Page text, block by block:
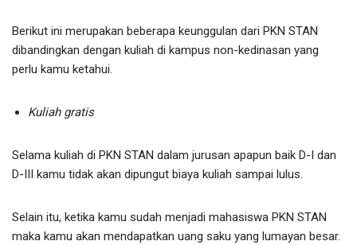
Berikut ini merupakan beberapa keunggulan dari PKN STAN
dibandingkan dengan kuliah di kampus non-kedinasan yang
perlu kamu ketahui.
Kuliah gratis
Selama kuliah di PKN STAN dalam jurusan apapun baik D-I dan
D-III kamu tidak akan dipungut biaya kuliah sampai lulus.
Selain itu, ketika kamu sudah menjadi mahasiswa PKN STAN
maka kamu akan mendapatkan uang saku yang lumayan besar.